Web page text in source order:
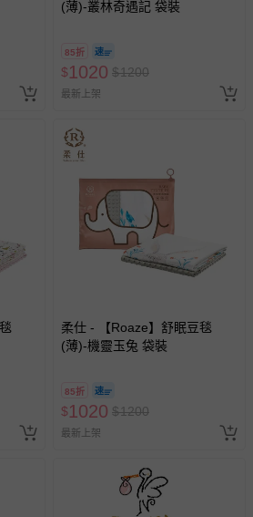
(薄)-叢林奇遇記 袋裝
85折
$1020 $1200
最新上架
柔仕 - 【Roaze】舒眠豆毯
(薄)-機靈玉兔 袋裝
85折
$1020 $1200
最新上架